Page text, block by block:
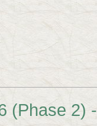
(Phase 2) -